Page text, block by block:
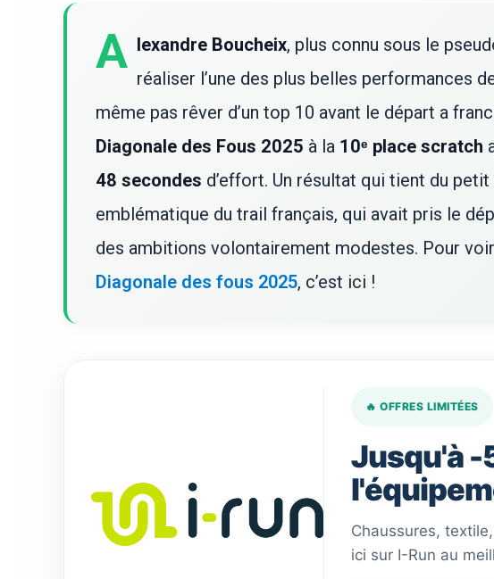
A lexandre Boucheix, plus connu sous le
réaliser l’une des plus belles performances
même pas rêver d’un top 10 avant le départ a
Diagonale des Fous 2025 à la 10ᵉ place scratch
48 secondes d’effort. Un résultat qui tient du
emblématique du trail français, qui avait pris le
des ambitions volontairement modestes. Pour
Diagonale des fous 2025, c’est ici !
🔥 OFFRES LIMITÉES
Jusqu'à -
Chaussures,
ici sur I-Run au